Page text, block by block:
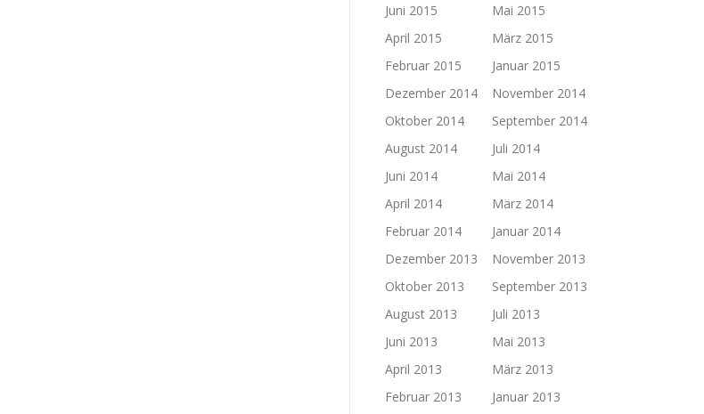
Juni 2015
Mai 2015
April 2015
März 2015
Februar 2015
Januar 2015
Dezember 2014
November 2014
Oktober 2014
September 2014
August 2014
Juli 2014
Juni 2014
Mai 2014
April 2014
März 2014
Februar 2014
Januar 2014
Dezember 2013
November 2013
Oktober 2013
September 2013
August 2013
Juli 2013
Juni 2013
Mai 2013
April 2013
März 2013
Februar 2013
Januar 2013